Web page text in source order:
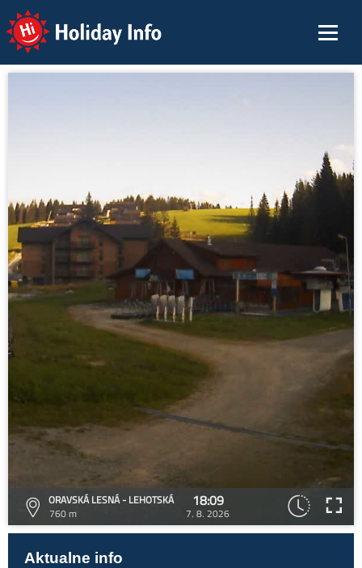
Holiday Info
ORAVSKÁ LESNÁ - LEHOTSKÁ
760 m
18:09
7. 8. 2026
Aktualne info